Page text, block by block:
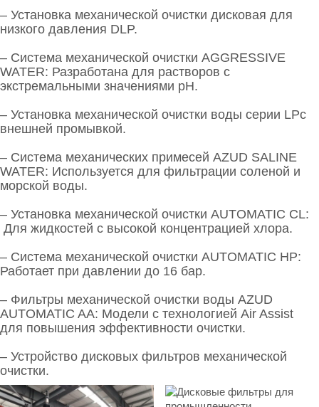
– Установка механической очистки дисковая для
низкого давления DLP.
– Система механической очистки AGGRESSIVE
WATER: Разработана для растворов с
экстремальными значениями pH.
– Установка механической очистки воды серии LPс
внешней промывкой.
– Система механических примесей AZUD SALINE
WATER: Используется для фильтрации соленой и
морской воды.
– Установка механической очистки AUTOMATIC CL:
Для жидкостей с высокой концентрацией хлора.
– Система механической очистки AUTOMATIC HP:
Работает при давлении до 16 бар.
– Фильтры механической очистки воды AZUD
AUTOMATIC AA: Модели с технологией Air Assist
для повышения эффективности очистки.
– Устройство дисковых фильтров механической
очистки.